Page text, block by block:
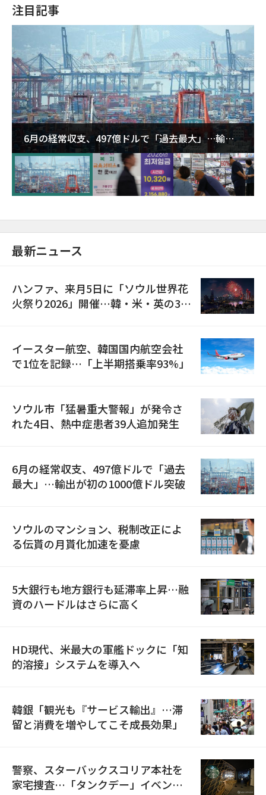
注目記事
6月の経常収支、497億ドルで「過去最大」…輸出
が初の1000億ドル突破
最新ニュース
ハンファ、来月5日に「ソウル世界花
火祭り2026」開催…韓・米・英の3カ
イースター航空、韓国国内航空会社
で1位を記録…「上半期搭乗率93%」
ソウル市「猛暑重大警報」が発令さ
れた4日、熱中症患者39人追加発生
6月の経常収支、497億ドルで「過去
最大」…輸出が初の1000億ドル突破
ソウルのマンション、税制改正によ
る伝貰の月貰化加速を憂慮
5大銀行も地方銀行も延滞率上昇…融
資のハードルはさらに高く
HD現代、米最大の軍艦ドックに「知
的溶接」システムを導入へ
韓銀「観光も『サービス輸出』…滞
留と消費を増やしてこそ成長効果」
警察、スターバックスコリア本社を
家宅捜査…「タンクデー」イベント